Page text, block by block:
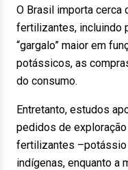
O Brasil importa cerca
fertilizantes, incluindo
“gargalo” maior em
potássicos, as
do consumo.
Entretanto, estudos
pedidos de
fertilizantes –potássio
indígenas, enquanto a